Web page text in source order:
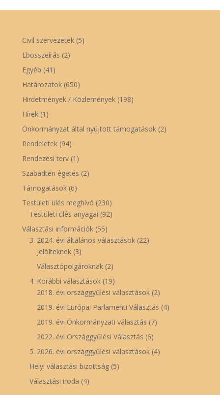
Civil szervezetek(5)
Ebösszeírás (2)
Egyéb (41)
Határozatok(650)
Hirdetmények / Közlemények(198)
Hírek(1)
Önkormányzat által nyújtott támogatások(2)
Rendeletek(94)
Rendezési terv(1)
Szabadtéri égetés (2)
Támogatások(6)
Testületi ülés meghívó (230)
Testületi ülés anyagai (92)
Választási információk(55)
3. 2024. évi általános választások(22)
Jelölteknek(3)
Választópolgároknak(2)
4. Korábbi választások(19)
2018. évi országgyűlési választások(2)
2019. évi Európai Parlamenti Választás (4)
2019. évi Önkormányzati választás (7)
2022. évi Országgyűlési Választás (6)
5. 2026. évi országgyűlési választások(4)
Helyi választási bizottság(5)
Választási iroda (4)